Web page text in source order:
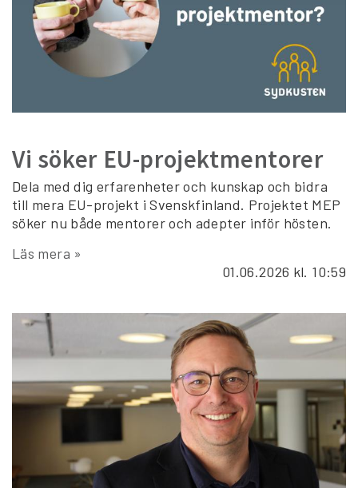
Vi söker EU-projektmentorer
Dela med dig erfarenheter och kunskap och bidra
till mera EU-projekt i Svenskfinland. Projektet MEP
söker nu både mentorer och adepter inför hösten.
Läs mera »
01.06.2026 kl. 10:59